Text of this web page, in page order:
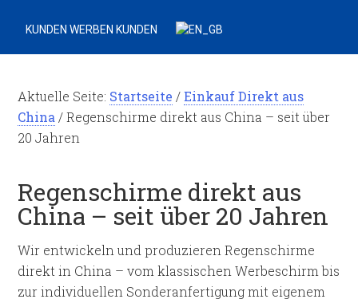
KUNDEN WERBEN KUNDEN
Aktuelle Seite: Startseite / Einkauf Direkt aus
China /Regenschirme direkt aus China – seit über
20 Jahren
Regenschirme direkt aus
China – seit über 20 Jahren
Wir entwickeln und produzieren Regenschirme
direkt in China – vom klassischen Werbeschirm bis
zur individuellen Sonderanfertigung mit eigenem